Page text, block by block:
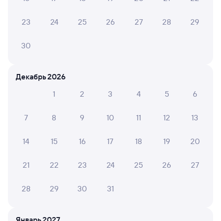
Дни следования
от 1 ⁠487 ⁠₽ 2 ⁠063 ⁠₽ 6 ⁠174 ⁠₽
Суперцены на билеты
«Это выгодно!»
Фирменный
23 24 25 26 27 28 29
30
Декабрь 2026
1
2 3 4 5 6
7 8 9 10 11 12 13
14 15 16 17 18 19 20
21 22 23 24 25 26 27
28 29 30 31